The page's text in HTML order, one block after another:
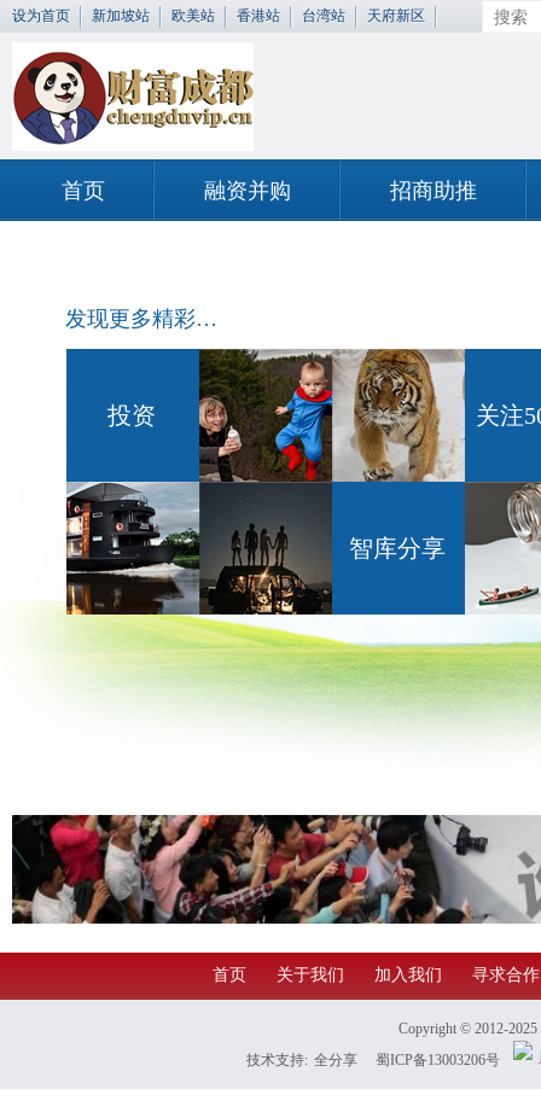
设为首页 新加坡站 欧美站 香港站 台湾站 天府新区
首页 融资并购 招商助推
发现更多精彩…
投资 关注
智库分享
首页 关于我们 加入我们 寻求合作
Copyright © 2012-2025
技术支持: 全分享 蜀ICP备13003206号